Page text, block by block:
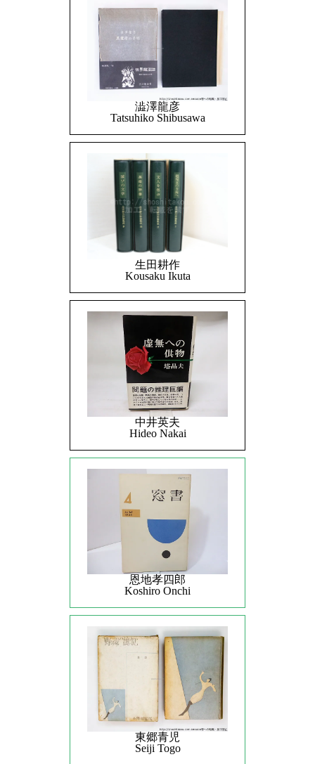
澁澤龍彦
Tatsuhiko Shibusawa
生田耕作
Kousaku Ikuta
中井英夫
Hideo Nakai
恩地孝四郎
Koshiro Onchi
東郷青児
Seiji Togo